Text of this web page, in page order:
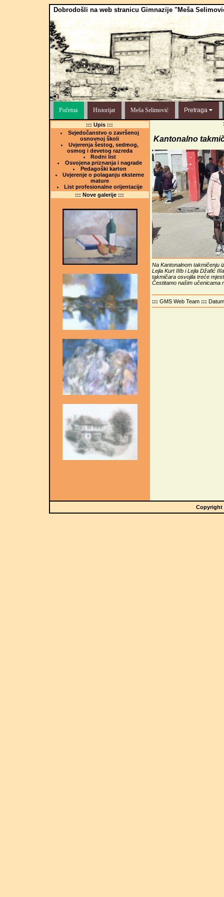
Dobrodošli na web stranicu Gimnazije "Meša
Početna Historijat Meša Selimović Pretraga
::: Upis :::
Svjedočanstvo o završenoj
osnovnoj školi
Uvjerenja šestog, sedmog,
osmog i devetog razreda
Rodni list
Osvojena priznanja i nagrade
Pedagoški karton
Uvjerenje o polaganju eksterne
mature
List profesionalne orijentacije
::: Nove galerije :::
Kantonalno
Na Kantonalnom takmičenju
Lejla Kurt IIIb i Lejla Džafić
takmičara osvojila treće
Čestitamo našim učenicama
::: GMS Web Team :::
Copyright